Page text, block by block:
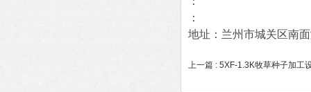
：
地址：兰州市城关区南
上一篇 : 5XF-1.3K牧草种子加工